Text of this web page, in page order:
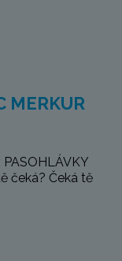
MERKUR
PASOHLÁVKY
čeká? Čeká tě